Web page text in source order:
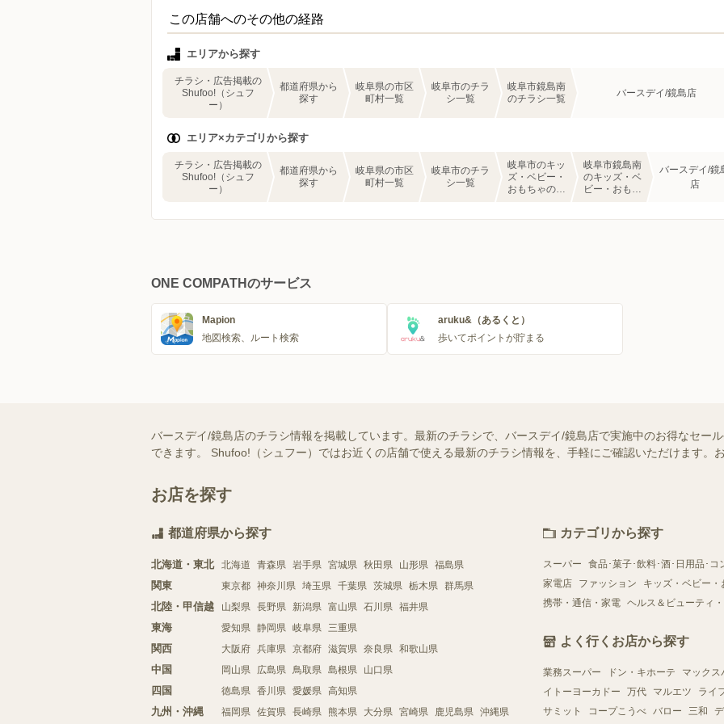
この店舗へのその他の経路
エリアから探す
チラシ・広告掲載の
Shufoo!（シュフ
ー）
都道府県から
探す
岐阜県の市区
町村一覧
岐阜市のチラ
シ一覧
岐阜市鏡島南
のチラシ一覧
バースデイ/鏡島店
エリア×カテゴリから探す
チラシ・広告掲載の
Shufoo!（シュフ
ー）
都道府県から
探す
岐阜県の市区
町村一覧
岐阜市のチラ
シ一覧
岐阜市のキッ
ズ・ベビー・
おもちゃのチ
岐阜市鏡島南
のキッズ・ベ
ビー・おもち
バースデイ/鏡
店
ONE COMPATHのサービス
Mapion
地図検索、ルート検索
aruku&（あるくと）
歩いてポイントが貯まる
バースデイ/鏡島店のチラシ情報を掲載しています。最新のチラシで、バースデイ/鏡島店で実施中のお得なセー
できます。 Shufoo!（シュフー）ではお近くの店舗で使える最新のチラシ情報を、手軽にご確認いただけます。
お店を探す
都道府県から探す
北海道・東北 北海道 青森県 岩手県 宮城県 秋田県 山形県 福島県
関東 東京都 神奈川県 埼玉県 千葉県 茨城県 栃木県 群馬県
北陸・甲信越 山梨県 長野県 新潟県 富山県 石川県 福井県
東海 愛知県 静岡県 岐阜県 三重県
関西 大阪府 兵庫県 京都府 滋賀県 奈良県 和歌山県
中国 岡山県 広島県 鳥取県 島根県 山口県
四国 徳島県 香川県 愛媛県 高知県
九州・沖縄 福岡県 佐賀県 長崎県 熊本県 大分県 宮崎県 鹿児島県 沖縄県
カテゴリから探す
スーパー
食品･菓子･飲料･酒･日用品･コ
家電店
ファッション
キッズ・ベビー・
携帯・通信・家電 ヘルス＆ビューティ
よく行くお店から探す
業務スーパー ドン・キホーテ
マックス
イトーヨーカドー
万代 マルエツ
ライ
サミット
コープこうべ バロー 三和